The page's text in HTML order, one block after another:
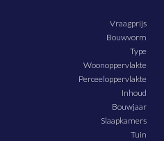
Vraagprijs
Bouwvorm
Type
Woonoppervlakte
Perceeloppervlakte
Inhoud
Bouwjaar
Slaapkamers
Tuin